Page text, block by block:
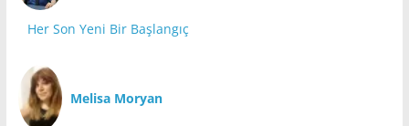
Her Son Yeni Bir Başlangıç
Melisa Moryan